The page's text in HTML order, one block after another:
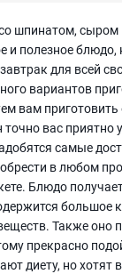
шпинатом, сыром
и полезное
для всей
вариантов
вам приготовить
точно вас приятно
самые
в любом
Блюдо
большое
Также оно
прекрасно
диету, но хотят